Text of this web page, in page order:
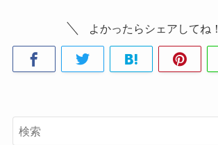
よかったらシェアしてね！